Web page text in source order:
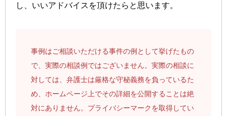
し、いいアドバイスを頂けたらと思います。
事例はご相談いただける事件の例として挙げたもの
で、実際の相談例ではございません。実際の相談に
対しては、弁護士は厳格な守秘義務を負っているた
め、ホームページ上でその詳細を公開することは絶
対にありません。プライバシーマークを取得してい